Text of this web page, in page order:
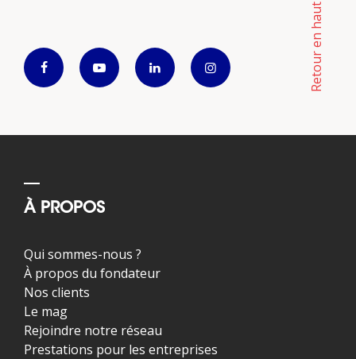
Retour en haut
À PROPOS
Qui sommes-nous ?
À propos du fondateur
Nos clients
Le mag
Rejoindre notre réseau
Prestations pour les entreprises